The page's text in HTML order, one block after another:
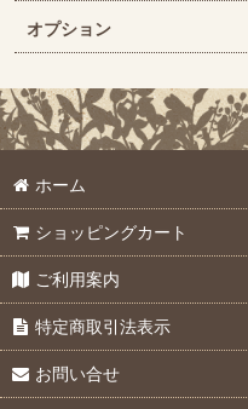
オプション
ホーム
ショッピングカート
ご利用案内
特定商取引法表示
お問い合せ